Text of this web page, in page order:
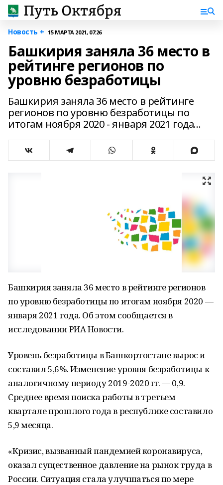
Новость + 15 МАРТА 2021, 07:26
Башкирия заняла 36 место в
рейтинге регионов по
уровню безработицы
Башкирия заняла 36 место в рейтинге
регионов по уровню безработицы по
итогам ноября 2020 - января 2021 года...
Башкирия заняла 36 место в рейтинге регионов
по уровню безработицы по итогам ноября 2020 —
января 2021 года. Об этом сообщается в
исследовании РИА Новости.
Уровень безработицы в Башкортостане вырос и
составил 5,6%. Изменение уровня безработицы к
аналогичному периоду 2019-2020 гг. — 0,9.
Среднее время поиска работы в третьем
квартале прошлого года в республике составило
5,9 месяца.
«Кризис, вызванный пандемией коронавируса,
оказал существенное давление на рынок труда в
России. Ситуация стала улучшаться по мере